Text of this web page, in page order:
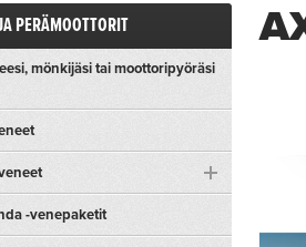
PERÄMOOTTORIT
mönkijäsi tai moottoripyöräsi
-venepaketit